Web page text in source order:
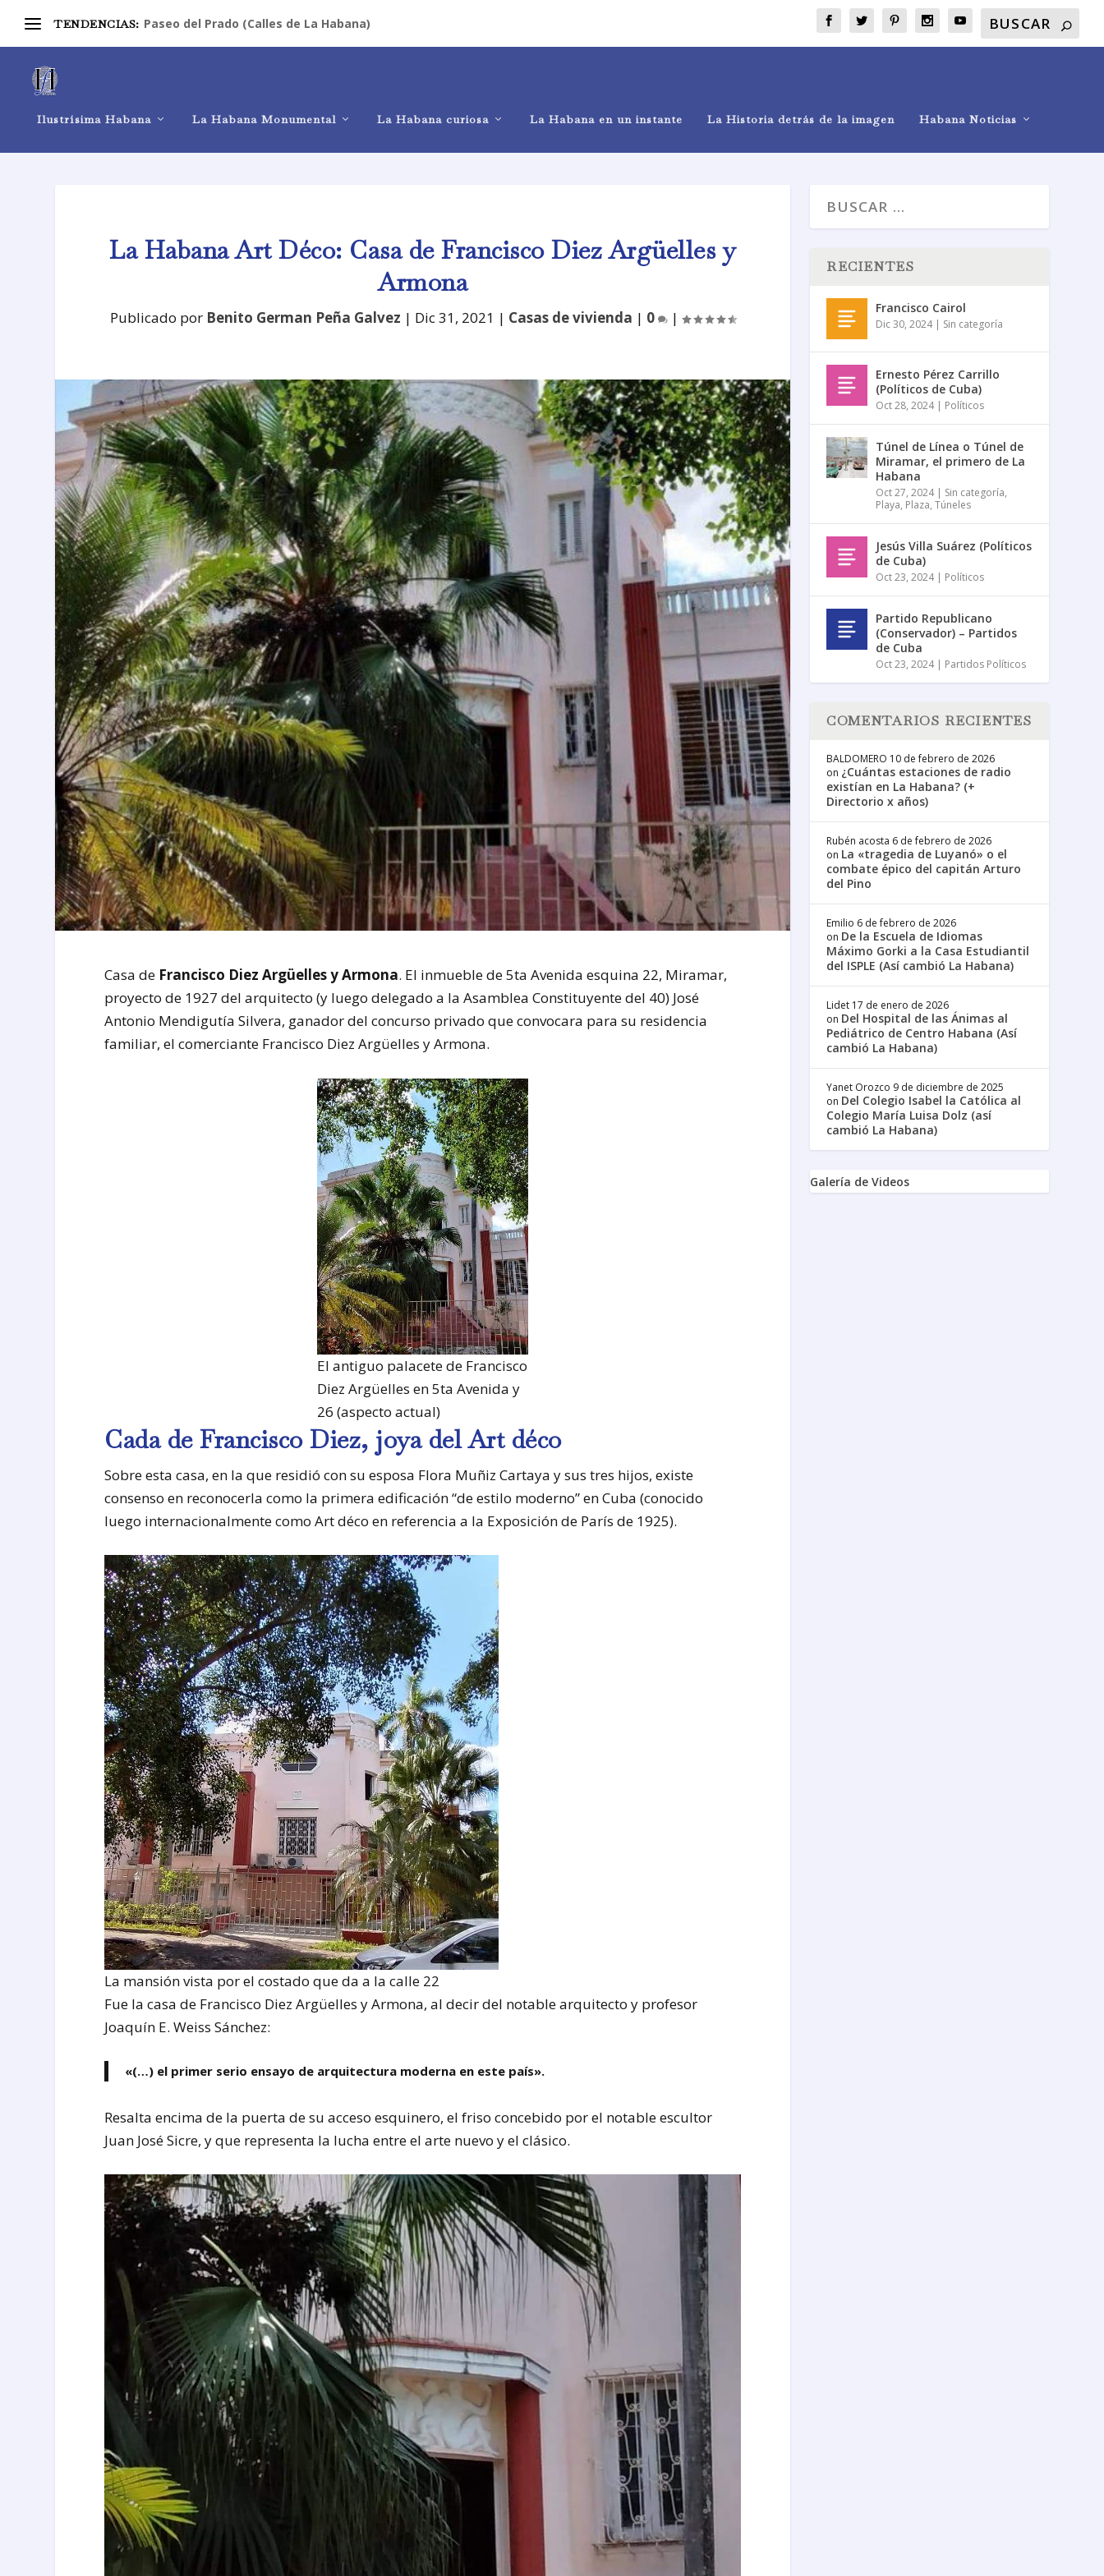
TENDENCIAS: Paseo del Prado (Calles de La Habana)
Ilustrísima Habana La Habana Monumental La Habana curiosa La Habana en un instante La Historia detrás de la imagen Habana Noticias
La Habana Art Déco: Casa de Francisco Diez Argüelles y
Armona
Publicado por Benito German Peña Galvez | Dic 31, 2021 | Casas de vivienda | 0 |
Casa de Francisco Diez Argüelles y Armona. El inmueble de 5ta Avenida esquina 22, Miramar,
proyecto de 1927 del arquitecto (y luego delegado a la Asamblea Constituyente del 40) José
Antonio Mendigutía Silvera, ganador del concurso privado que convocara para su residencia
familiar, el comerciante Francisco Diez Argüelles y Armona.
El antiguo palacete de Francisco
Diez Argüelles en 5ta Avenida y
26 (aspecto actual)
Cada de Francisco Diez, joya del Art déco
Sobre esta casa, en la que residió con su esposa Flora Muñiz Cartaya y sus tres hijos, existe
consenso en reconocerla como la primera edificación “de estilo moderno” en Cuba (conocido
luego internacionalmente como Art déco en referencia a la Exposición de París de 1925).
La mansión vista por el costado que da a la calle 22
Fue la casa de Francisco Diez Argüelles y Armona, al decir del notable arquitecto y profesor
Joaquín E. Weiss Sánchez:
«(…) el primer serio ensayo de arquitectura moderna en este país».
Resalta encima de la puerta de su acceso esquinero, el friso concebido por el notable escultor
Juan José Sicre, y que representa la lucha entre el arte nuevo y el clásico.
RECIENTES
Francisco Cairol
Dic 30, 2024| Sin categoría
Ernesto Pérez Carrillo
(Políticos de Cuba)
Oct 28, 2024| Políticos
Túnel de Línea o Túnel de
Miramar, el primero de La
Habana
Oct 27, 2024| Sin categoría,
Playa, Plaza,Túneles
Jesús Villa Suárez (Políticos
de Cuba)
Oct 23, 2024| Políticos
Partido Republicano
(Conservador) – Partidos
de Cuba
Oct 23, 2024| Partidos Políticos
COMENTARIOS RECIENTES
BALDOMERO 10 de febrero de 2026
on ¿Cuántas estaciones de radio
existían en La Habana? (+
Directorio x años)
Rubén acosta 6 de febrero de 2026
on La «tragedia de Luyanó» o el
combate épico del capitán Arturo
del Pino
Emilio 6 de febrero de 2026
on De la Escuela de Idiomas
Máximo Gorki a la Casa Estudiantil
del ISPLE (Así cambió La Habana)
Lidet 17 de enero de 2026
on Del Hospital de las Ánimas al
Pediátrico de Centro Habana (Así
cambió La Habana)
Yanet Orozco 9 de diciembre de 2025
on Del Colegio Isabel la Católica al
Colegio María Luisa Dolz (así
cambió La Habana)
Galería de Videos